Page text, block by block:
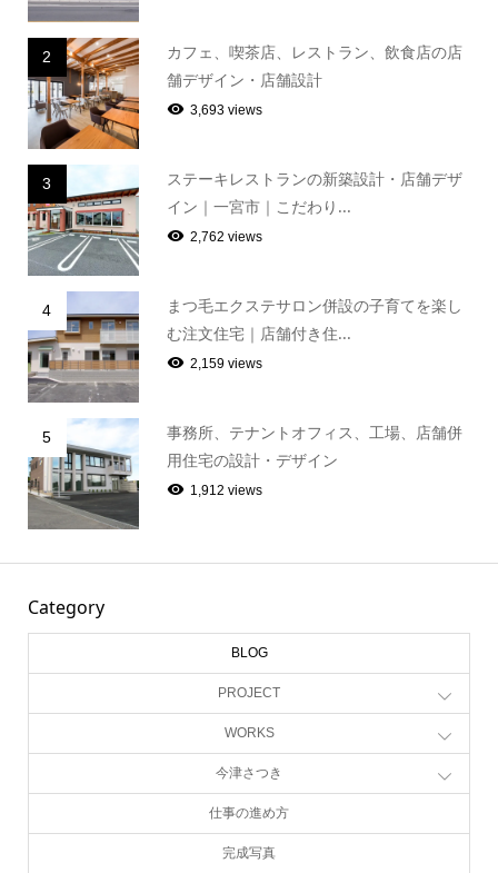
2
カフェ、喫茶店、レストラン、飲食店の店
舗デザイン・店舗設計
3,693 views
3
ステーキレストランの新築設計・店舗デザ
イン｜一宮市｜こだわり...
2,762 views
4
まつ毛エクステサロン併設の子育てを楽し
む注文住宅｜店舗付き住...
2,159 views
5
事務所、テナントオフィス、工場、店舗併
用住宅の設計・デザイン
1,912 views
Category
BLOG
PROJECT
WORKS
今津さつき
仕事の進め方
完成写真